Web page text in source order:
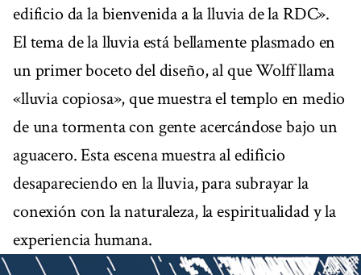
edificio da la bienvenida a la lluvia de la RDC».
El tema de la lluvia está bellamente plasmado en
un primer boceto del diseño, al que Wolff llama
«lluvia copiosa», que muestra el templo en medio
de una tormenta con gente acercándose bajo un
aguacero. Esta escena muestra al edificio
desapareciendo en la lluvia, para subrayar la
conexión con la naturaleza, la espiritualidad y la
experiencia humana.